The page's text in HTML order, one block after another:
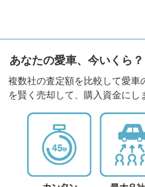
あなたの愛車、今いくら？
複数社の査定額を比較して愛車
を賢く売却して、購入資金にし